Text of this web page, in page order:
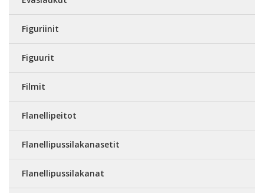
Figuriinit
Figuurit
Filmit
Flanellipeitot
Flanellipussilakanasetit
Flanellipussilakanat